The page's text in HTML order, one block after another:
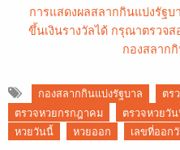
การแสดงผลสลากกินแบ่งรัฐบ
ขึ้นเงินรางวัลได้ กรุณาตรวจ
กองสลาก
กองสลากกินแบ่งรัฐบาล
ตร
ตรวจหวยกรกฎาคม
ตรวจหวยวั
หวยวันนี้
หวยออก เลขที่ออก